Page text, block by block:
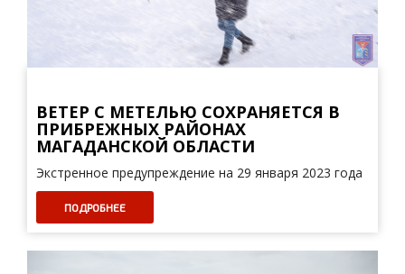
ВЕТЕР С МЕТЕЛЬЮ СОХРАНЯЕТСЯ В
ПРИБРЕЖНЫХ РАЙОНАХ
МАГАДАНСКОЙ ОБЛАСТИ
Экстренное предупреждение на 29 января 2023 года
ПОДРОБНЕЕ